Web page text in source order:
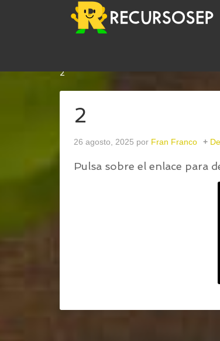
2
2
26 agosto, 2025 por Fran Franco
Pulsa sobre el enlace para